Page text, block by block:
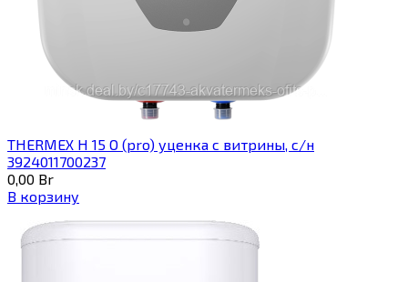
THERMEX H 15 O (pro) уценка с витрины, с/н
3924011700237
0,00 Br
В корзину